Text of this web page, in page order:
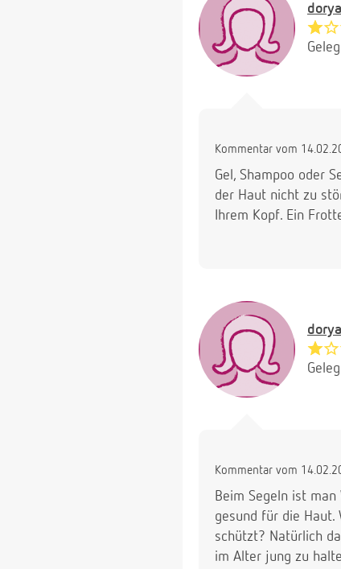
Kommentar vom
Gel, Shampoo oder
der Haut nicht zu
Ihrem Kopf. Ein
Kommentar vom
Beim Segeln ist
gesund für die Haut.
schützt? Natürlich
im Alter jung zu